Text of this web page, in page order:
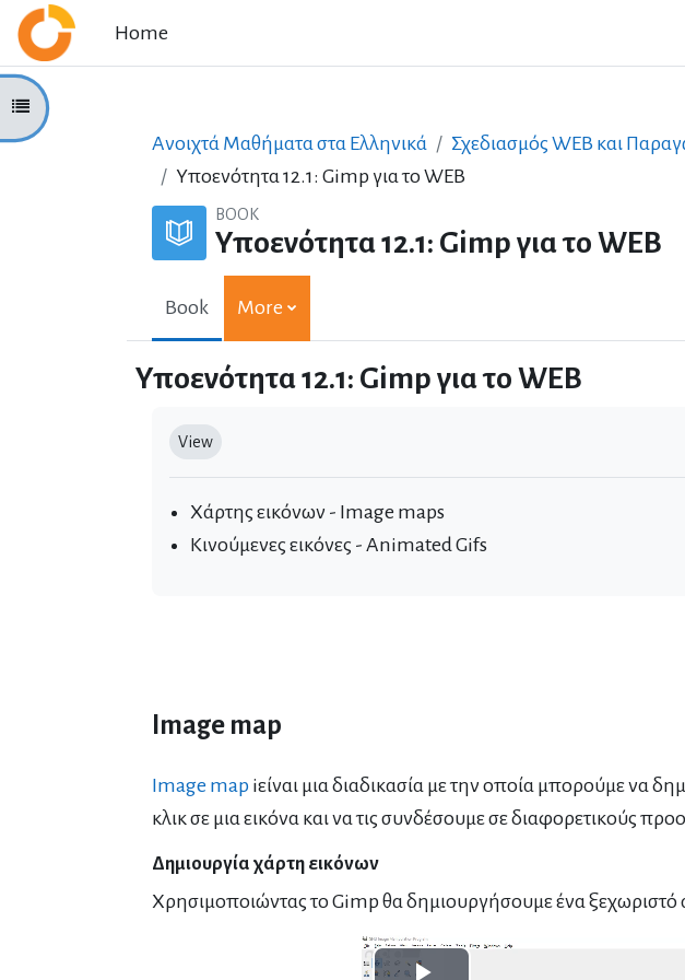
Skip to main content
Home
Open course index
Ανοιχτά Μαθήματα στα Ελληνικά
Σχεδιασμός WEB και
Υποενότητα 12.1: Gimp για το WEB
BOOK
Υποενότητα 12.1: Gimp για το WEB
Book More
Υποενότητα 12.1: Gimp για το WEB
View
Χάρτης εικόνων - Image maps
Κινούμενες εικόνες - Animated Gifs
Image map
Image mapiείναι μια διαδικασία με την οποία μπορούμε να
κλικ σε μια εικόνα και να τις συνδέσουμε σε διαφορετικούς
Δημιουργία χάρτη εικόνων
Χρησιμοποιώντας το Gimp θα δημιουργήσουμε ένα ξεχωριστό